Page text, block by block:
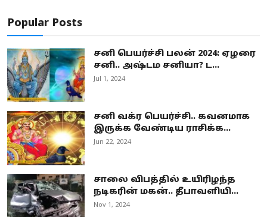
Popular Posts
சனி பெயர்ச்சி பலன் 2024: ஏழரை
சனி.. அஷ்டம சனியா? ட...
Jul 1, 2024
சனி வக்ர பெயர்ச்சி.. கவனமாக
இருக்க வேண்டிய ராசிக்க...
Jun 22, 2024
சாலை விபத்தில் உயிரிழந்த
நடிகரின் மகன்.. தீபாவளியி...
Nov 1, 2024